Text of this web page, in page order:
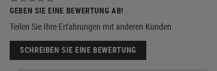
GEBEN SIE EINE BEWERTUNG AB!
Teilen Sie Ihre Erfahrungen mit anderen Kunden.
SCHREIBEN SIE EINE BEWERTUNG